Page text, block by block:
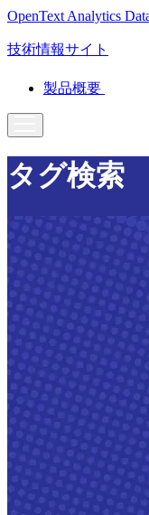
OpenText Analytics
技術情報サイト
製品概要
タグ検索